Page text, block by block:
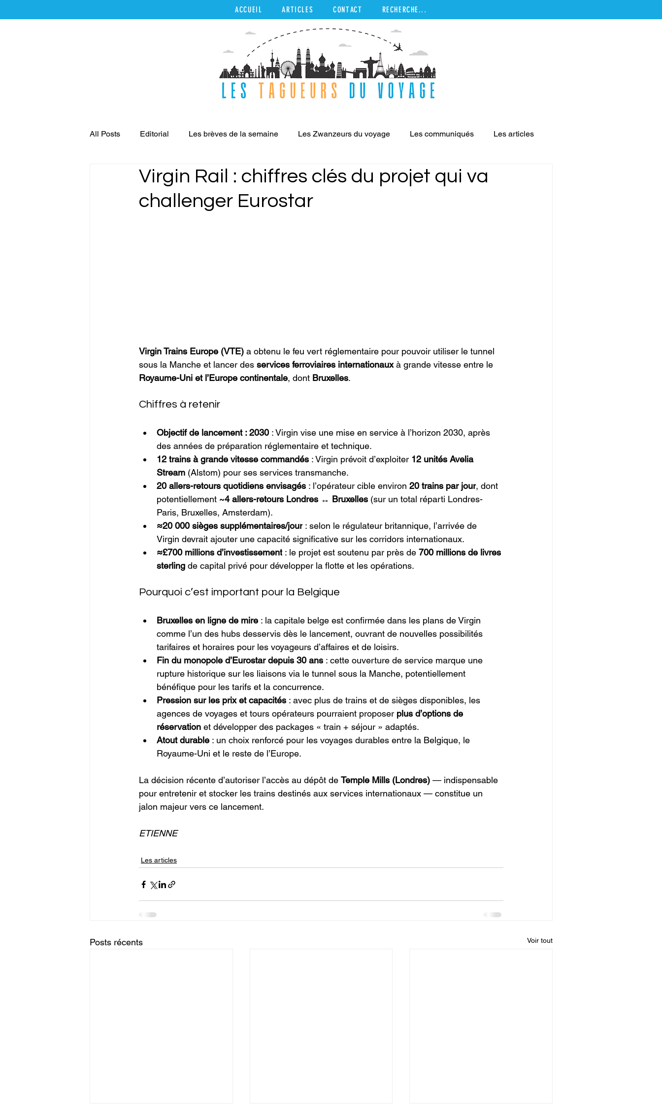
ACCUEIL ARTICLES CONTACT RECHERCHE...
All Posts Editorial Les brèves de la semaine Les Zwanzeurs du voyage Les communiqués Les articles
Le MICE Les réflexions du Provo Destinations
Virgin Rail : chiffres clés du projet qui va
challenger Eurostar
Virgin Trains Europe (VTE) a obtenu le feu vert réglementaire pour pouvoir utiliser le tunnel
sous la Manche et lancer des services ferroviaires internationaux à grande vitesse entre le
Royaume-Uni et l’Europe continentale, dont Bruxelles.
Chiffres à retenir
Objectif de lancement : 2030 : Virgin vise une mise en service à l’horizon 2030, après
des années de préparation réglementaire et technique.
12 trains à grande vitesse commandés : Virgin prévoit d’exploiter 12 unités Avelia
Stream (Alstom) pour ses services transmanche.
20 allers-retours quotidiens envisagés : l’opérateur cible environ 20 trains par jour, dont
potentiellement ~4 allers-retours Londres ↔ Bruxelles (sur un total réparti Londres-
Paris, Bruxelles, Amsterdam).
≈20 000 sièges supplémentaires/jour : selon le régulateur britannique, l’arrivée de
Virgin devrait ajouter une capacité significative sur les corridors internationaux.
≈£700 millions d’investissement : le projet est soutenu par près de 700 millions de livres
sterling de capital privé pour développer la flotte et les opérations.
Pourquoi c’est important pour la Belgique
Bruxelles en ligne de mire : la capitale belge est confirmée dans les plans de Virgin
comme l’un des hubs desservis dès le lancement, ouvrant de nouvelles possibilités
tarifaires et horaires pour les voyageurs d’affaires et de loisirs.
Fin du monopole d’Eurostar depuis 30 ans : cette ouverture de service marque une
rupture historique sur les liaisons via le tunnel sous la Manche, potentiellement
bénéfique pour les tarifs et la concurrence.
Pression sur les prix et capacités : avec plus de trains et de sièges disponibles, les
agences de voyages et tours opérateurs pourraient proposer plus d’options de
réservation et développer des packages « train + séjour » adaptés.
Atout durable : un choix renforcé pour les voyages durables entre la Belgique, le
Royaume-Uni et le reste de l’Europe.
La décision récente d’autoriser l’accès au dépôt de Temple Mills (Londres) — indispensable
pour entretenir et stocker les trains destinés aux services internationaux — constitue un
jalon majeur vers ce lancement.
ETIENNE
Les articles
Posts récents Voir tout